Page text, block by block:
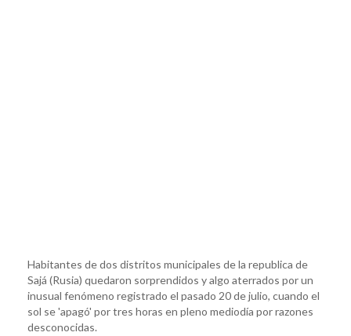
Habitantes de dos distritos municipales de la republica de
Sajá (Rusia) quedaron sorprendidos y algo aterrados por un
inusual fenómeno registrado el pasado 20 de julio, cuando el
sol se 'apagó' por tres horas en pleno mediodía por razones
desconocidas.